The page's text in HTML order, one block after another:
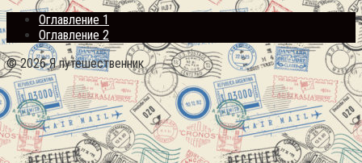
Оглавление 1
Оглавление 2
© 2026 Я путешественник